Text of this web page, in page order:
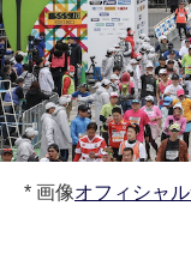
* 画像オフィシャ